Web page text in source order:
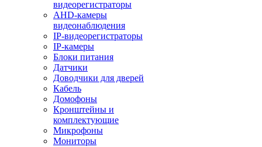
видеорегистраторы
AHD-камеры
видеонаблюдения
IP-видеорегистраторы
IP-камеры
Блоки питания
Датчики
Доводчики для дверей
Кабель
Домофоны
Кронштейны и
комплектующие
Микрофоны
Мониторы